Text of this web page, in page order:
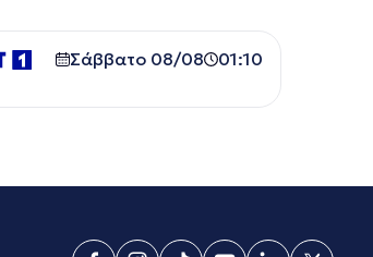
Σάββατο 08/08 01:10